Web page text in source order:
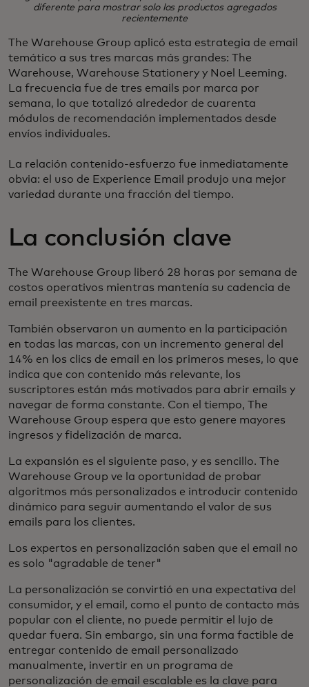
diferente para mostrar solo los productos agregados
recientemente
The Warehouse Group aplicó esta estrategia de email
temático a sus tres marcas más grandes: The
Warehouse, Warehouse Stationery y Noel Leeming.
La frecuencia fue de tres emails por marca por
semana, lo que totalizó alrededor de cuarenta
módulos de recomendación implementados desde
envíos individuales.
La relación contenido-esfuerzo fue inmediatamente
obvia: el uso de Experience Email produjo una mejor
variedad durante una fracción del tiempo.
La conclusión clave
The Warehouse Group liberó 28 horas por semana de
costos operativos mientras mantenía su cadencia de
email preexistente en tres marcas.
También observaron un aumento en la participación
en todas las marcas, con un incremento general del
14% en los clics de email en los primeros meses, lo que
indica que con contenido más relevante, los
suscriptores están más motivados para abrir emails y
navegar de forma constante. Con el tiempo, The
Warehouse Group espera que esto genere mayores
ingresos y fidelización de marca.
La expansión es el siguiente paso, y es sencillo. The
Warehouse Group ve la oportunidad de probar
algoritmos más personalizados e introducir contenido
dinámico para seguir aumentando el valor de sus
emails para los clientes.
Los expertos en personalización saben que el email no
es solo "agradable de tener"
La personalización se convirtió en una expectativa del
consumidor, y el email, como el punto de contacto más
popular con el cliente, no puede permitir el lujo de
quedar fuera. Sin embargo, sin una forma factible de
entregar contenido de email personalizado
manualmente, invertir en un programa de
personalización de email escalable es la clave para